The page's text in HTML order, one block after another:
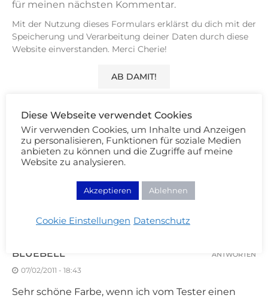
für meinen nächsten Kommentar.
Mit der Nutzung dieses Formulars erklärst du dich mit der
Speicherung und Verarbeitung deiner Daten durch diese
Website einverstanden. Merci Cherie!
8 KOMMENTARE
BLUEBELL
07/02/2011 - 18:43
Sehr schöne Farbe, wenn ich vom Tester einen
ANTWORTEN
Diese Webseite verwendet Cookies
Wir verwenden Cookies, um Inhalte und Anzeigen
zu personalisieren, Funktionen für soziale Medien
anbieten zu können und die Zugriffe auf meine
Website zu analysieren.
Akzeptieren Ablehnen
Cookie Einstellungen Datenschutz